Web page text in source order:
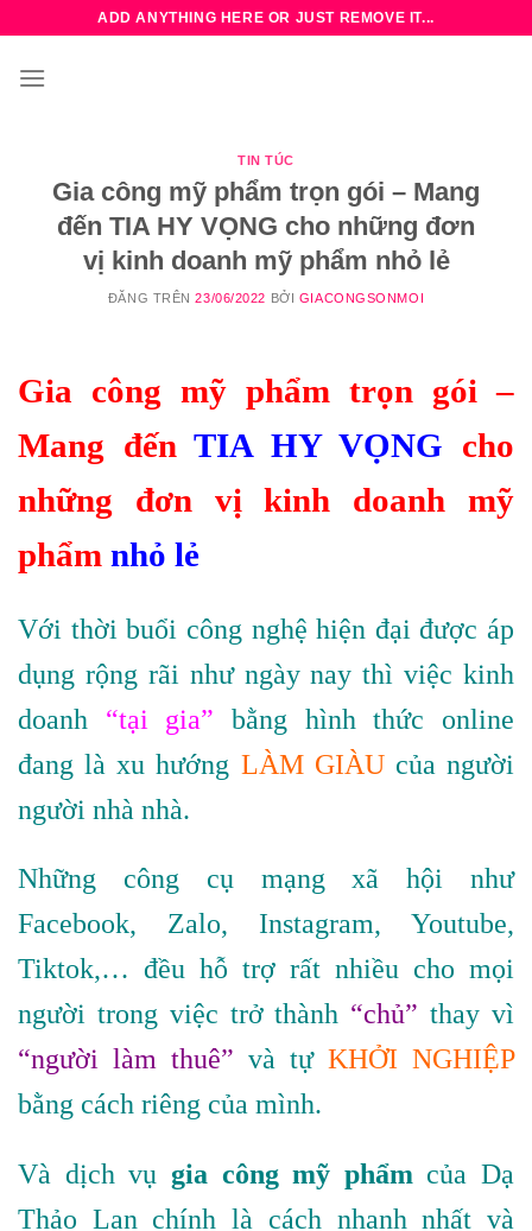
nội
ADD ANYTHING HERE OR JUST REMOVE IT...
TIN TÚC
Gia công mỹ phẩm trọn gói – Mang
đến TIA HY VỌNG cho những đơn
vị kinh doanh mỹ phẩm nhỏ lẻ
ĐĂNG TRÊN23/06/2022 BỞI GIACONGSONMOI
Gia công mỹ phẩm trọn gói –
Mang đếnTIA HY VỌNG cho
những đơn vị kinh doanh mỹ
phẩm nhỏ lẻ
Với thời buổi công nghệ hiện đại được áp
dụng rộng rãi như ngày nay thì việc kinh
doanh “tại gia” bằng hình thức online
đang là xu hướng LÀM GIÀUcủa người
người nhà nhà.
Những công cụ mạng xã hội như
Facebook, Zalo, Instagram, Youtube,
Tiktok,… đều hỗ trợ rất nhiều cho mọi
người trong việc trở thành “chủ” thay vì
“người làm thuê” và tự KHỞI NGHIỆP
bằng cách riêng của mình.
Và dịch vụ gia công mỹ phẩm của Dạ
Thảo Lan chính là cách nhanh nhất và